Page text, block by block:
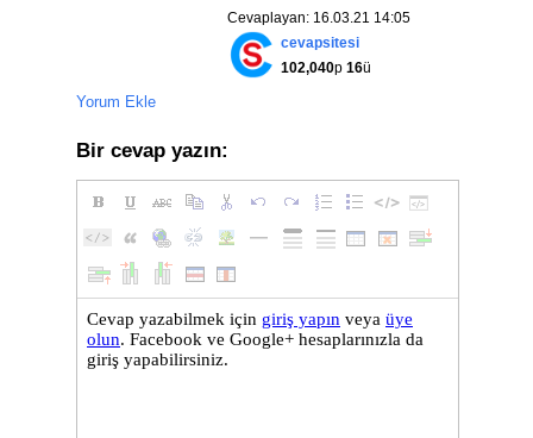
Cevaplayan: 16.03.21 14:05
cevapsitesi
102,040p 16ü
Yorum Ekle
Bir cevap yazın: